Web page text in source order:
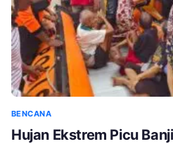
BENCANA
Hujan Ekstrem Picu